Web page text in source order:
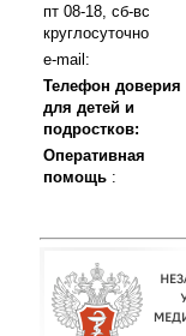
пт 08-18, сб-вс
круглосуточно
e-mail:
Телефон доверия
для детей и
подростков:
Оперативная
помощь :